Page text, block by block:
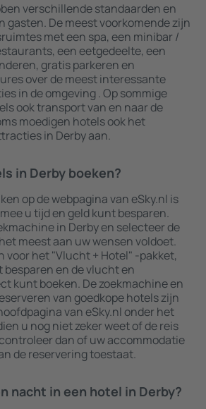
verschillende standaarden en
De meest voorkomende zijn
met een spa, een minibar /
een eetgedeelte, een
gratis parkeren en
over de meest interessante
in de omgeving . Op sommige
ook transport van en naar de
moedigen hotels ook het
in Derby aan.
in Derby boeken?
op de webpagina van eSky.nl is
u tijd en geld kunt besparen.
in Derby en selecteer de
meest aan uw wensen voldoet.
voor het "Vlucht + Hotel" -pakket,
en de vlucht en
kunt boeken. De zoekmachine en
van goedkope hotels zijn
van eSky.nl onder het
u nog niet zeker weet of de reis
dan of uw accommodatie
de reservering toestaat.
nacht in een hotel in Derby?